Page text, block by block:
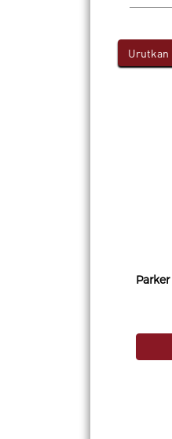
Urutkan